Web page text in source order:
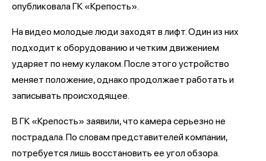
опубликовала ГК «Крепость».
На видео молодые люди заходят в лифт. Один из них
подходит к оборудованию и четким движением
ударяет по нему кулаком. После этого устройство
меняет положение, однако продолжает работать и
записывать происходящее.
В ГК «Крепость» заявили, что камера серьезно не
пострадала. По словам представителей компании,
потребуется лишь восстановить ее угол обзора.